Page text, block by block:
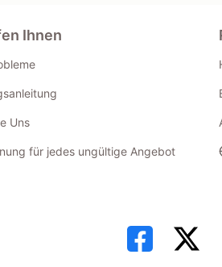
Ihnen
Uns
für jedes ungültige Angebot